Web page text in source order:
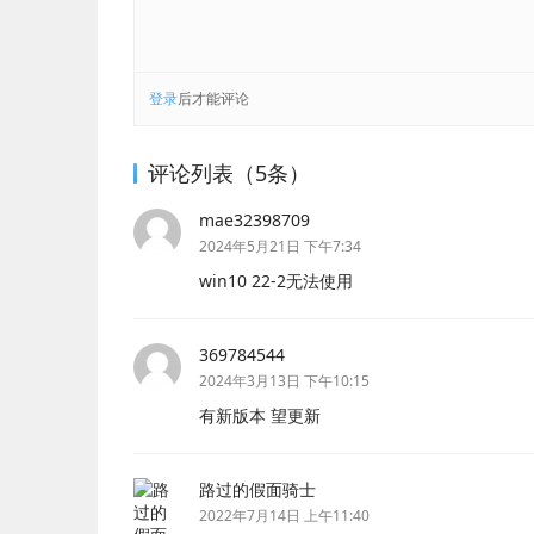
登录后才能评论
评论列表（5条）
mae32398709
2024年5月21日 下午7:34
win10 22-2无法使用
369784544
2024年3月13日 下午10:15
有新版本 望更新
路过的假面骑士
2022年7月14日 上午11:40